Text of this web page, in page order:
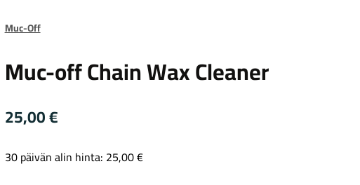
Gravel-
Muc-Off
Muc-off Chain Wax Cleaner
25,00€
30 päivän alin hinta: 25,00€